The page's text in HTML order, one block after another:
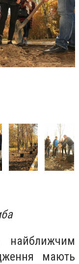
мають